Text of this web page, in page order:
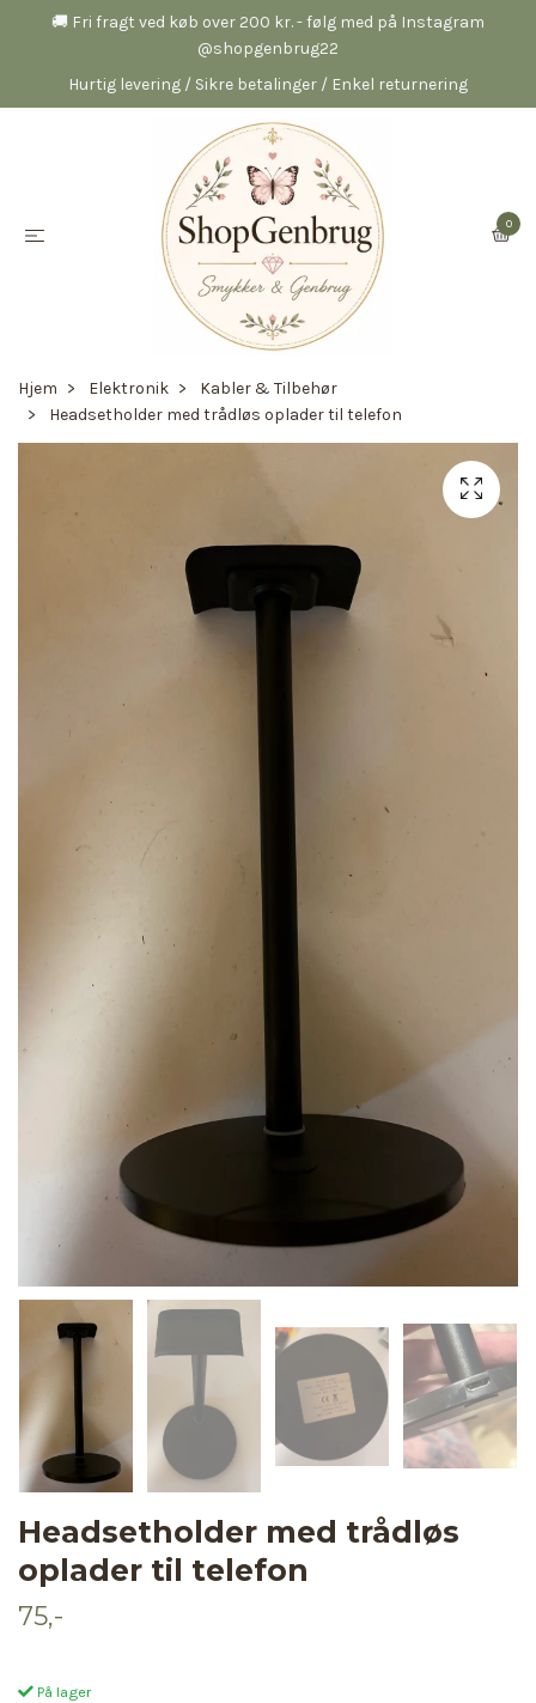
🚚 Fri fragt ved køb over 200 kr. - følg med på Instagram
@shopgenbrug22
Hurtig levering / Sikre betalinger / Enkel returnering
0
Hjem Elektronik
Kabler & Tilbehør
Headsetholder med trådløs oplader til telefon
Headsetholder med trådløs
oplader til telefon
75,-
På lager